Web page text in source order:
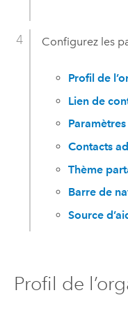
Configurez les
Profil de
Lien de
Contacts
Thème
Barre de
Source
Profil de